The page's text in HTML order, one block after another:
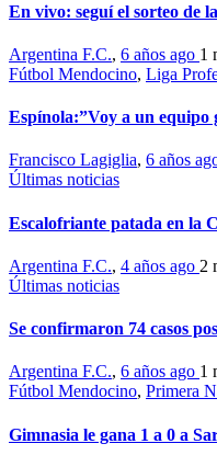
En vivo: seguí el sorteo de
Argentina F.C., 6 años ago 1
Fútbol Mendocino, Liga
Espínola:”Voy a un equipo
Francisco Lagiglia, 6 años
Últimas noticias
Escalofriante patada en la
Argentina F.C., 4 años ago 2
Últimas noticias
Se confirmaron 74 casos
Argentina F.C., 6 años ago 1
Fútbol Mendocino, Primera
Gimnasia le gana 1 a 0 a